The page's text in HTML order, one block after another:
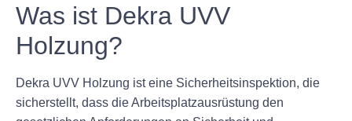
Was ist Dekra UVV
Holzung?
Dekra UVV Holzung ist eine Sicherheitsinspektion, die
sicherstellt, dass die Arbeitsplatzausrüstung den